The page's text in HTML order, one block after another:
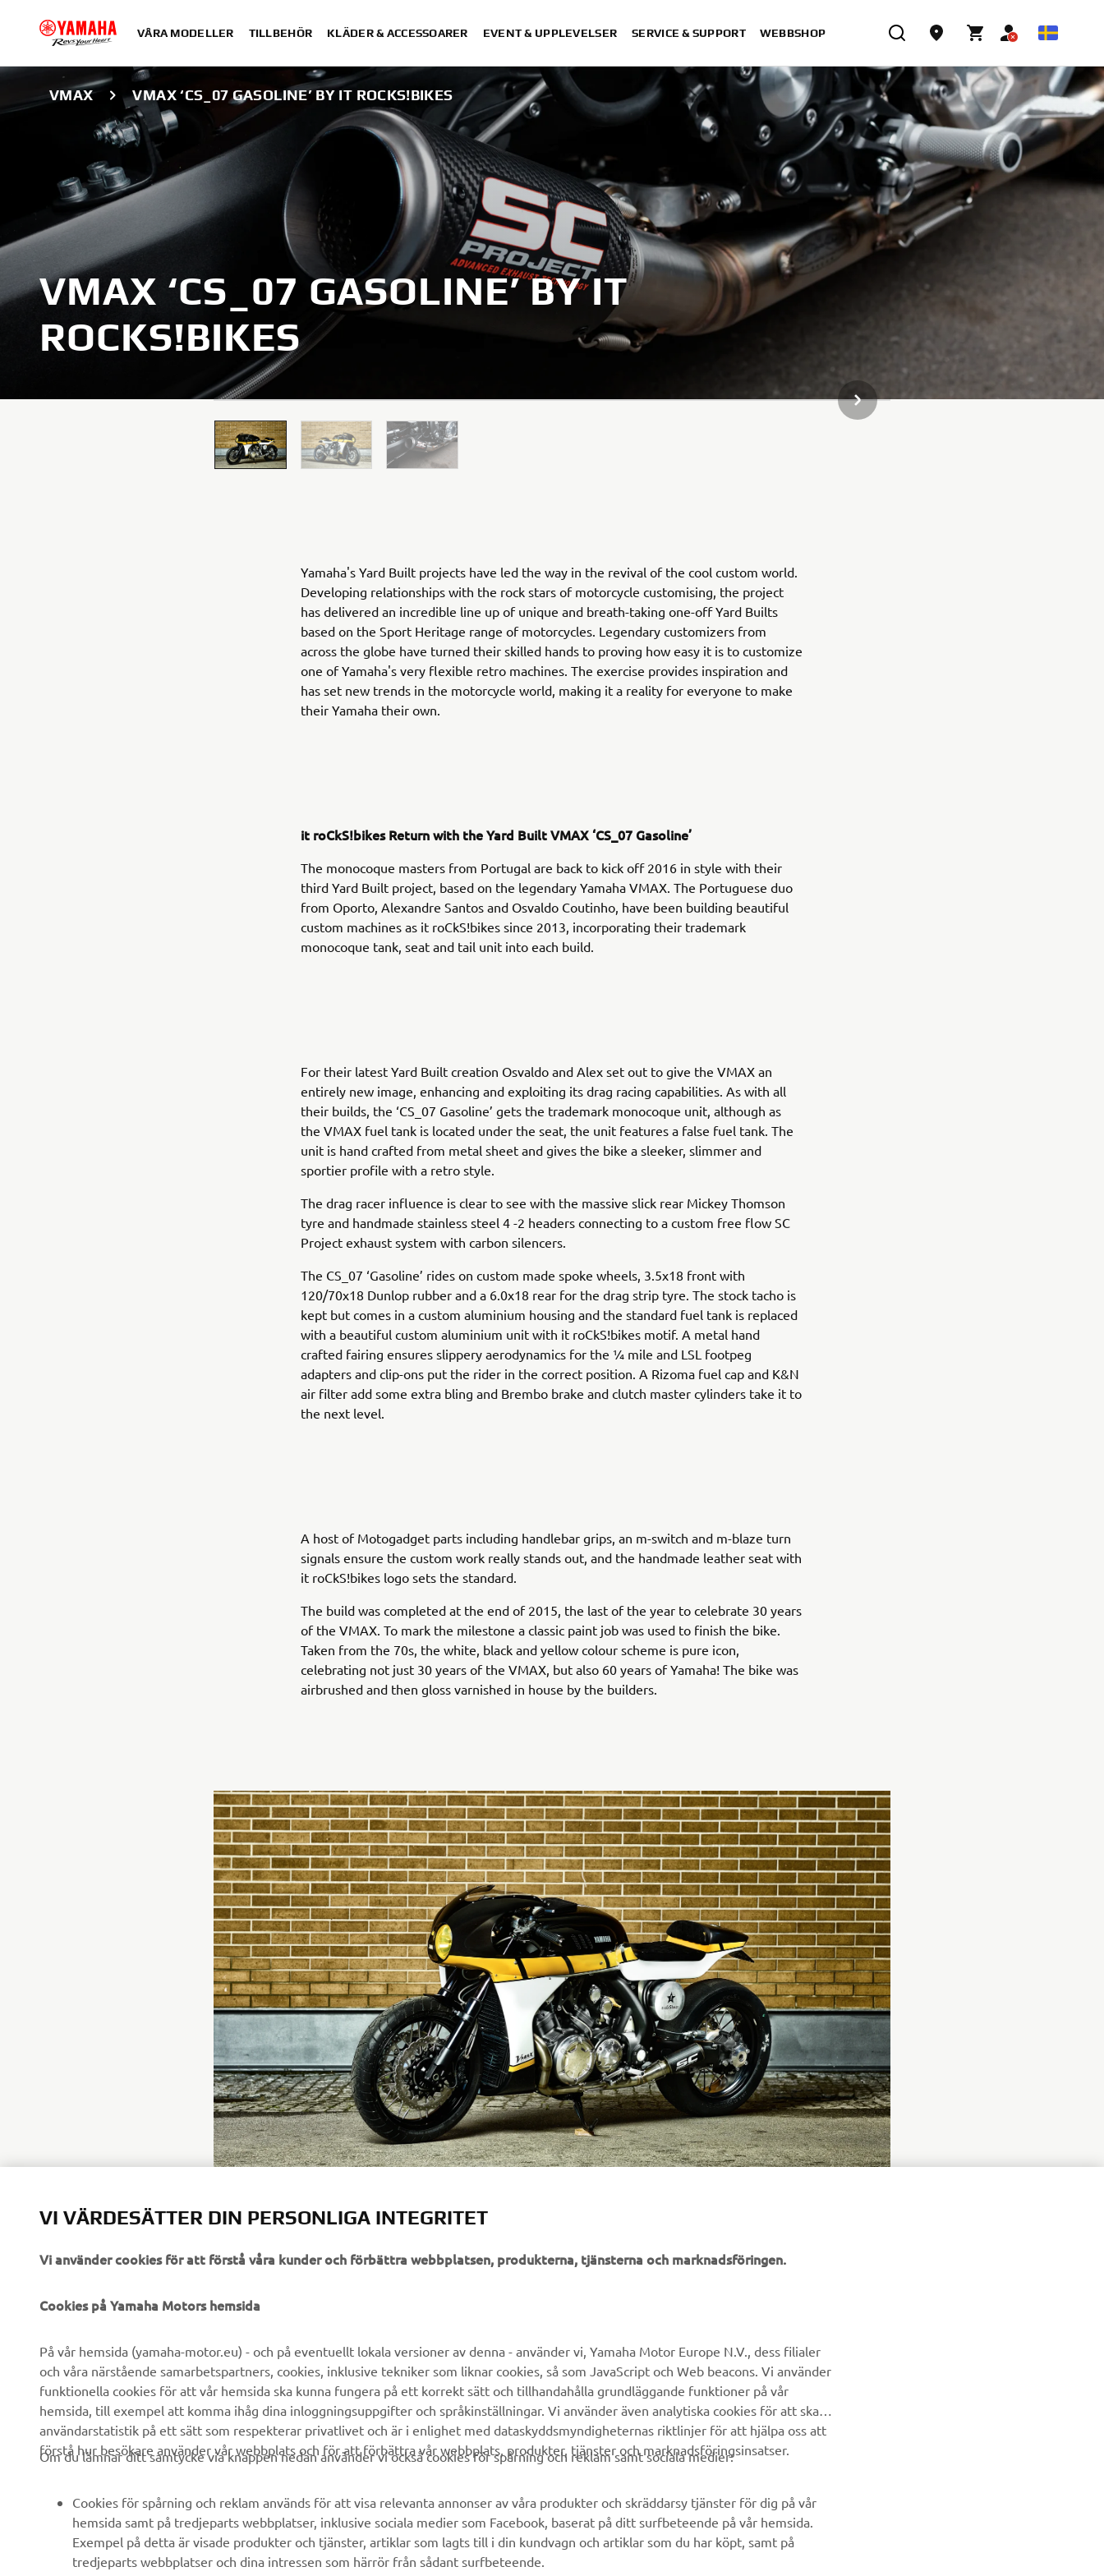
VÅRA MODELLER TILLBEHÖR KLÄDER & ACCESSOARER EVENT & UPPLEVELSER SERVICE & SUPPORT WEBBSHOP
VMAX VMAX ‘CS_07 GASOLINE’ BY IT ROCKS!BIKES
VMAX ‘CS_07 GASOLINE’ BY IT
ROCKS!BIKES
NÄSTA GALLERIOBJEKT
Yamaha's Yard Built projects have led the way in the revival of the cool custom world.
Developing relationships with the rock stars of motorcycle customising, the project
has delivered an incredible line up of unique and breath-taking one-off Yard Builts
based on the Sport Heritage range of motorcycles. Legendary customizers from
across the globe have turned their skilled hands to proving how easy it is to customize
one of Yamaha's very flexible retro machines. The exercise provides inspiration and
has set new trends in the motorcycle world, making it a reality for everyone to make
their Yamaha their own.
it roCkS!bikes Return with the Yard Built VMAX ‘CS_07 Gasoline’
The monocoque masters from Portugal are back to kick off 2016 in style with their
third Yard Built project, based on the legendary Yamaha VMAX. The Portuguese duo
from Oporto, Alexandre Santos and Osvaldo Coutinho, have been building beautiful
custom machines as it roCkS!bikes since 2013, incorporating their trademark
monocoque tank, seat and tail unit into each build.
For their latest Yard Built creation Osvaldo and Alex set out to give the VMAX an
entirely new image, enhancing and exploiting its drag racing capabilities. As with all
their builds, the ‘CS_07 Gasoline’ gets the trademark monocoque unit, although as
the VMAX fuel tank is located under the seat, the unit features a false fuel tank. The
unit is hand crafted from metal sheet and gives the bike a sleeker, slimmer and
sportier profile with a retro style.
The drag racer influence is clear to see with the massive slick rear Mickey Thomson
tyre and handmade stainless steel 4 -2 headers connecting to a custom free flow SC
Project exhaust system with carbon silencers.
The CS_07 ‘Gasoline’ rides on custom made spoke wheels, 3.5x18 front with
120/70x18 Dunlop rubber and a 6.0x18 rear for the drag strip tyre. The stock tacho is
kept but comes in a custom aluminium housing and the standard fuel tank is replaced
with a beautiful custom aluminium unit with it roCkS!bikes motif. A metal hand
crafted fairing ensures slippery aerodynamics for the ¼ mile and LSL footpeg
adapters and clip-ons put the rider in the correct position. A Rizoma fuel cap and K&N
air filter add some extra bling and Brembo brake and clutch master cylinders take it to
the next level.
A host of Motogadget parts including handlebar grips, an m-switch and m-blaze turn
signals ensure the custom work really stands out, and the handmade leather seat with
it roCkS!bikes logo sets the standard.
The build was completed at the end of 2015, the last of the year to celebrate 30 years
of the VMAX. To mark the milestone a classic paint job was used to finish the bike.
Taken from the 70s, the white, black and yellow colour scheme is pure icon,
celebrating not just 30 years of the VMAX, but also 60 years of Yamaha! The bike was
airbrushed and then gloss varnished in house by the builders.
FÖRETAG
Om oss
Nyheter
Yamaha Press
Broschyrer
Bli återförsäljare
Policy för mänskliga
rättigheter
B2B
eBike-system
Myndigheter
Golfbanor
Räddningstjänst
Körskolor
Partnerskap
Teknisk information för
oberoende handlare
Yamaha Music
Yamaha Racing
Yamaha Motor Global
Mobilappar
Reservdelskatalog
Yamaha-återförsäljare
Hantering av avfall från
batterier
nyheterna och mycket mer
Läs vår integritetspolicy för att ta reda på hur vi behandlar dina
VI VÄRDESÄTTER DIN PERSONLIGA INTEGRITET
Vi använder cookies för att förstå våra kunder och förbättra webbplatsen, produkterna, tjänsterna och marknadsföringen.
Cookies på Yamaha Motors hemsida
På vår hemsida (yamaha-motor.eu) - och på eventuellt lokala versioner av denna - använder vi, Yamaha Motor Europe N.V., dess filialer
och våra närstående samarbetspartners, cookies, inklusive tekniker som liknar cookies, så som JavaScript och Web beacons. Vi använder
funktionella cookies för att vår hemsida ska kunna fungera på ett korrekt sätt och tillhandahålla grundläggande funktioner på vår
hemsida, till exempel att komma ihåg dina inloggningsuppgifter och språkinställningar. Vi använder även analytiska cookies för att skapa
användarstatistik på ett sätt som respekterar privatlivet och är i enlighet med dataskyddsmyndigheternas riktlinjer för att hjälpa oss att
förstå hur besökare använder vår webbplats och för att förbättra vår webbplats, produkter, tjänster och marknadsföringsinsatser.
Om du lämnar ditt samtycke via knappen nedan använder vi också cookies för spårning och reklam samt sociala medier:
Cookies för spårning och reklam används för att visa relevanta annonser av våra produkter och skräddarsy tjänster för dig på vår
hemsida samt på tredjeparts webbplatser, inklusive sociala medier som Facebook, baserat på ditt surfbeteende på vår hemsida.
Exempel på detta är visade produkter och tjänster, artiklar som lagts till i din kundvagn och artiklar som du har köpt, samt på
tredjeparts webbplatser och dina intressen som härrör från sådant surfbeteende.